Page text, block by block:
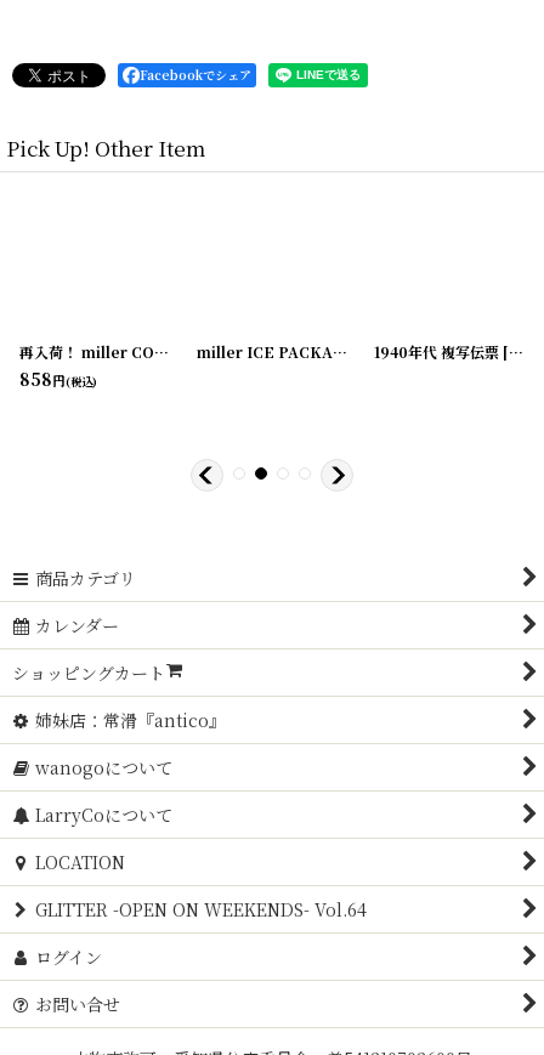
Facebookでシェア
Pick Up! Other Item
[ 20200323-05]
[180214-20]
再入荷！ miller COTTAGE CHEESE CUP [180214-18]
858円(税込)
miller ICE PACKAGE 5枚セット [180214-19]
1940年代 複写伝票 [
商品カテゴリ
カレンダー
ショッピングカート
姉妹店：常滑『antico』
wanogoについて
LarryCoについて
LOCATION
GLITTER -OPEN ON WEEKENDS- Vol.64
ログイン
お問い合せ